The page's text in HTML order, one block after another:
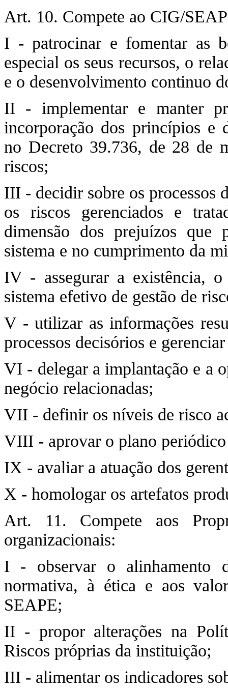
Art. 10. Compete ao CIG/
I - patrocinar e fomentar as
especial os seus recursos, o
e o desenvolvimento continuo
II - implementar e manter
incorporação dos princípios e
no Decreto 39.736, de 28 de
riscos;
III - decidir sobre os processos
os riscos gerenciados e
dimensão dos prejuízos que
sistema e no cumprimento da
IV - assegurar a existência,
sistema efetivo de gestão de
V - utilizar as informações
processos decisórios e
VI - delegar a implantação e a
negócio relacionadas;
VII - definir os níveis de risco
VIII - aprovar o plano
IX - avaliar a atuação dos
X - homologar os artefatos
Art. 11. Compete aos
organizacionais:
I - observar o alinhamento
normativa, à ética e aos
SEAPE;
II - propor alterações na
Riscos próprias da instituição;
III - alimentar os indicadores